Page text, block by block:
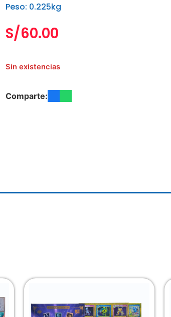
Peso: 0.225kg
S/60.00
Sin existencias
Comparte: